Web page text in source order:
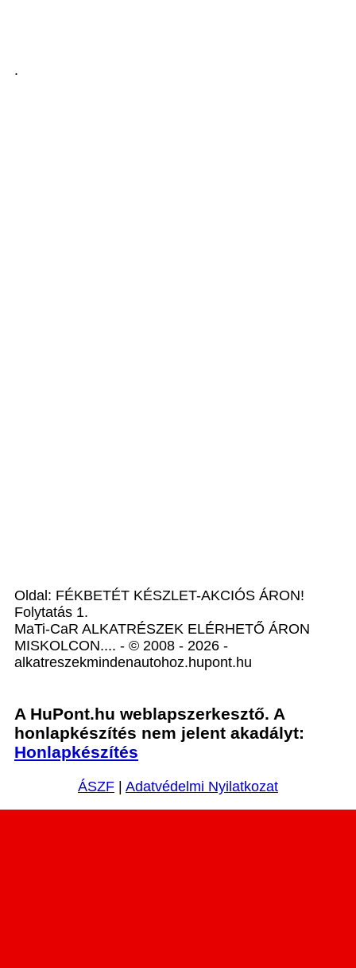
.
Oldal: FÉKBETÉT KÉSZLET-AKCIÓS ÁRON!
Folytatás 1.
MaTi-CaR ALKATRÉSZEK ELÉRHETŐ ÁRON
MISKOLCON.... - © 2008 - 2026 -
alkatreszekmindenautohoz.hupont.hu
A HuPont.hu weblapszerkesztő. A
honlapkészítés nem jelent akadályt:
Honlapkészítés
ÁSZF Adatvédelmi Nyilatkozat